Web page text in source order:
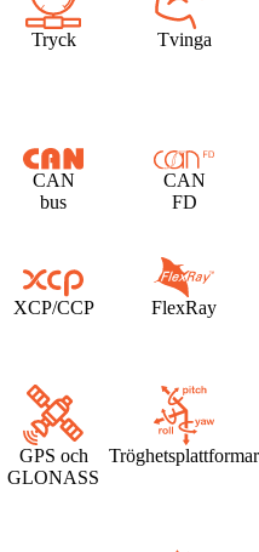
Tryck Tvinga
CAN
bus
CAN
FD
XCP/CCP FlexRay
GPS och
GLONASS
Tröghetsplattformar